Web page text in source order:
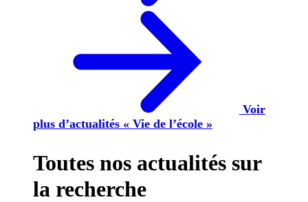
Voir
plus d’actualités « Vie de l’école »
Toutes nos actualités sur
la recherche